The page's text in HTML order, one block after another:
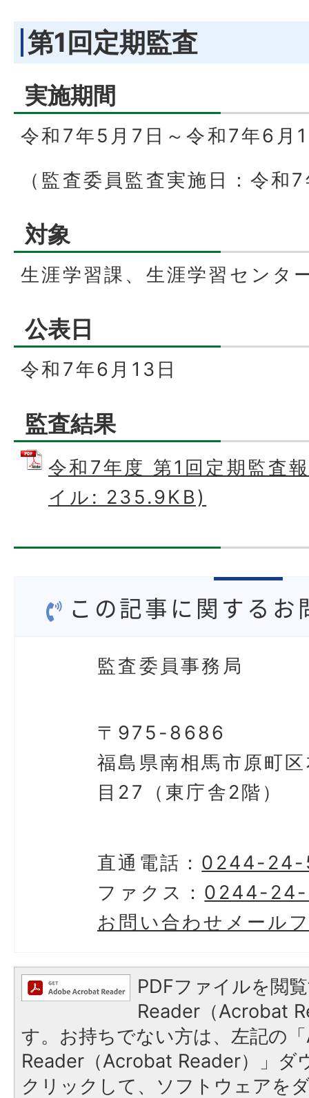
第1回定期監査
実施期間
令和7年5月7日～令和7年6月
（監査委員監査実施日：令和
対象
生涯学習課、生涯学習センタ
公表日
令和7年6月13日
監査結果
令和7年度 第1回定期監査
イル: 235.9KB)
この記事に関するお
監査委員事務局
〒975-8686
福島県南相馬市原町
目27（東庁舎2階）
直通電話： 0244-
ファクス： 0244-
お問い合わせメール
PDFファイルを閲
Reader（Acrobat
す。お持ちでない方は、左記の
Reader（Acrobat Reader）」ダ
クリックして、ソフトウェアを